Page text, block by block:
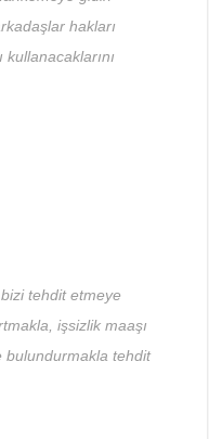
hakları
tehdit etmeye
işsizlik maaşı
bulundurmakla tehdit